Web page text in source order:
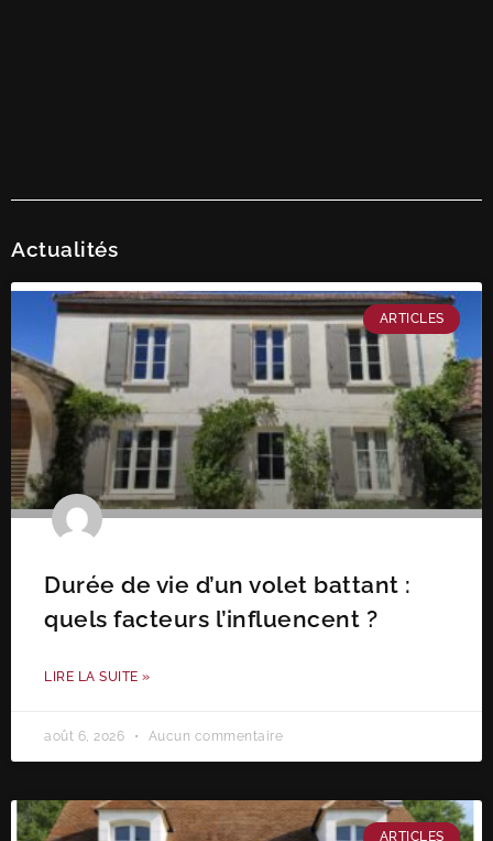
Actualités
ARTICLES
Durée de vie d’un volet battant :
quels facteurs l’influencent ?
LIRE LA SUITE »
août 6, 2026 Aucun commentaire
ARTICLES